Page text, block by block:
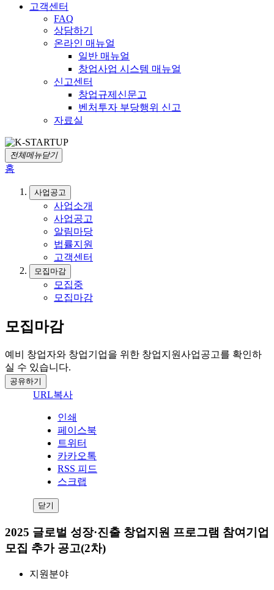
고객센터
FAQ
상담하기
온라인 매뉴얼
일반 매뉴얼
창업사업 시스템 매뉴얼
신고센터
창업규제신문고
벤처투자 부당행위 신고
자료실
전체메뉴닫기
홈
사업공고
사업소개
사업공고
알림마당
법률지원
고객센터
모집마감
모집중
모집마감
모집마감
예비 창업자와 창업기업을 위한 창업지원사업공고를 확인하
실 수 있습니다.
공유하기
URL복사
인쇄
페이스북
트위터
카카오톡
RSS 피드
스크랩
닫기
2025 글로벌 성장·진출 창업지원 프로그램 참여기업
모집 추가 공고(2차)
지원분야